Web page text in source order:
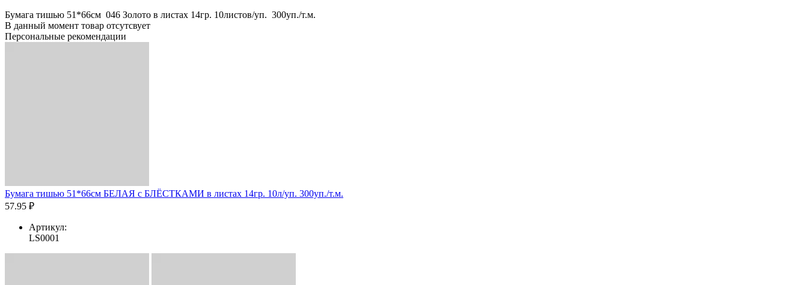
Бумага тишью 51*66см 046 Золото в листах 14гр. 10листов/уп. 300уп./т.м.
В данный момент товар отсутсвует
Персональные рекомендации
Бумага тишью 51*66см БЕЛАЯ с БЛЁСТКАМИ в листах 14гр. 10л/уп. 300уп./т.м.
57.95 ₽
Артикул:
LS0001